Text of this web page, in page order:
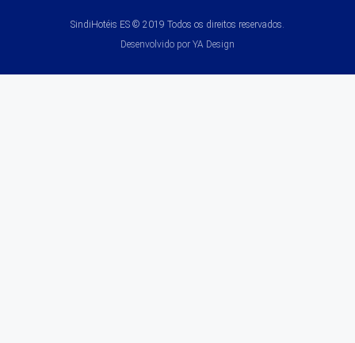
SindiHotéis ES © 2019 Todos os direitos reservados.
Desenvolvido por YA Design